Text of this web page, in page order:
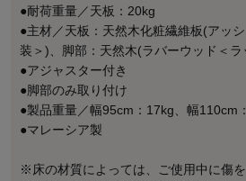
●耐荷重量／天板：20kg
●主材／天板：天然木化粧繊維板(アッ
装＞)、脚部：天然木(ラバーウッド＜ラ
●アジャスター付き
●脚部のみ取り付け
●製品重量／幅95cm：17kg、幅110cm
●マレーシア製
※床の材質によっては、ご使用中に傷